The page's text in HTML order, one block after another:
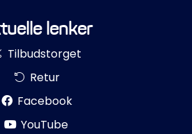
lenker
Tilbudstorget
Retur
Facebook
YouTube